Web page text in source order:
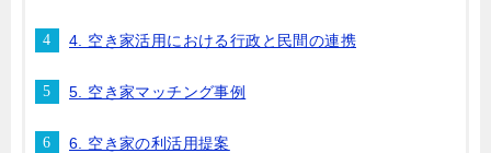
4. 空き家活用における行政と民間の連携
5. 空き家マッチング事例
6. 空き家の利活用提案